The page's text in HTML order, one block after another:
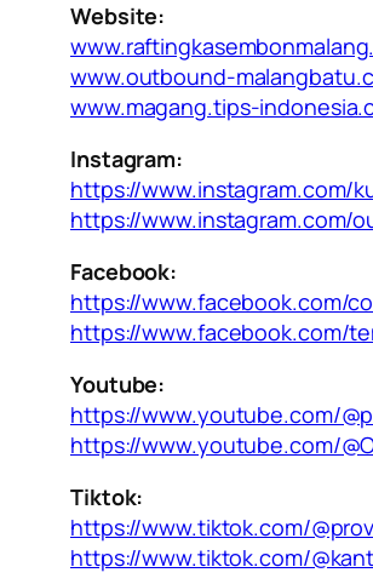
Website:
www.outbound-
www.magang.tips-
Instagram:
https://www.instagram.com/
https://www.instagram.com/
Facebook:
https://www.facebook.com/
https://www.facebook.com/
Youtube:
https://www.youtube.com/
https://www.youtube.com/
Tiktok:
https://www.tiktok.com/
https://www.tiktok.com/